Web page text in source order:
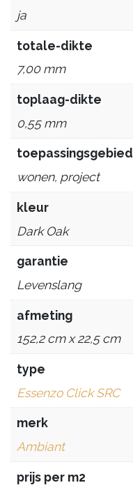
ja
totale-dikte
7,00 mm
toplaag-dikte
0,55 mm
toepassingsgebied
wonen, project
kleur
Dark Oak
garantie
Levenslang
afmeting
152,2 cm x 22,5 cm
type
Essenzo Click SRC
merk
Ambiant
prijs per m2